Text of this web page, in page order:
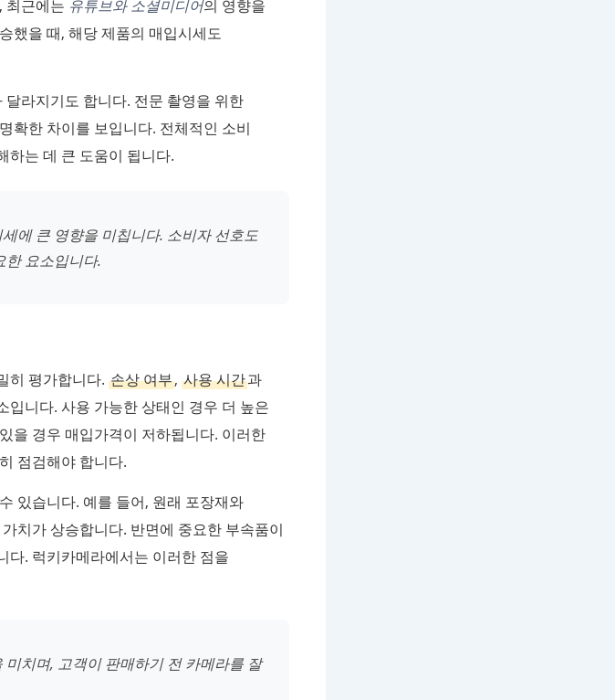
최근에는 유튜브와 소셜미디어의 영향을
했을 때, 해당 제품의 매입시세도
라지기도 합니다. 전문 촬영을 위한
확한 차이를 보입니다. 전체적인 소비
하는 데 큰 도움이 됩니다.
에 큰 영향을 미칩니다. 소비자 선호도
한 요소입니다.
히 평가합니다. 손상 여부, 사용 시간과
니다. 사용 가능한 상태인 경우 더 높은
을 경우 매입가격이 저하됩니다. 이러한
점검해야 합니다.
있습니다. 예를 들어, 원래 포장재와
치가 상승합니다. 반면에 중요한 부속품이
다. 럭키카메라에서는 이러한 점을
치며, 고객이 판매하기 전 카메라를 잘